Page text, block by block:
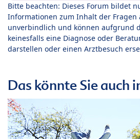
Bitte beachten: Dieses Forum bildet
Informationen zum Inhalt der Fragen
unverbindlich und können aufgrund
keinesfalls eine Diagnose oder
darstellen oder einen Arztbesuch
Das könnte Sie auch